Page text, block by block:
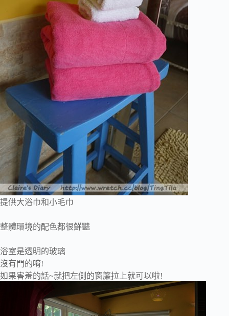
提供大浴巾和小毛巾
整體環境的配色都很鮮豔
浴室是透明的玻璃
沒有門的唷!
如果害羞的話~就把左側的窗簾拉上就可以啦!